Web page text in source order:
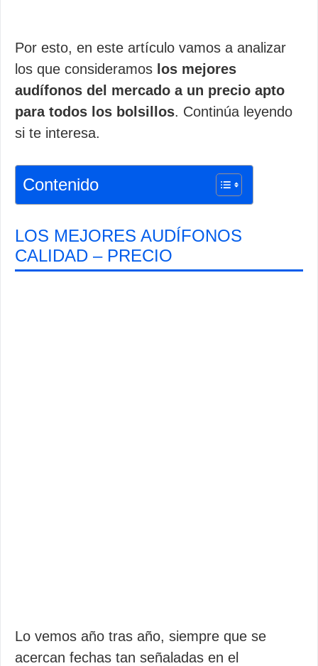
Por esto, en este artículo vamos a analizar
los que consideramos los mejores
audífonos del mercado a un precio apto
para todos los bolsillos. Continúa leyendo
si te interesa.
Contenido
LOS MEJORES AUDÍFONOS
CALIDAD – PRECIO
Lo vemos año tras año, siempre que se
acercan fechas tan señaladas en el